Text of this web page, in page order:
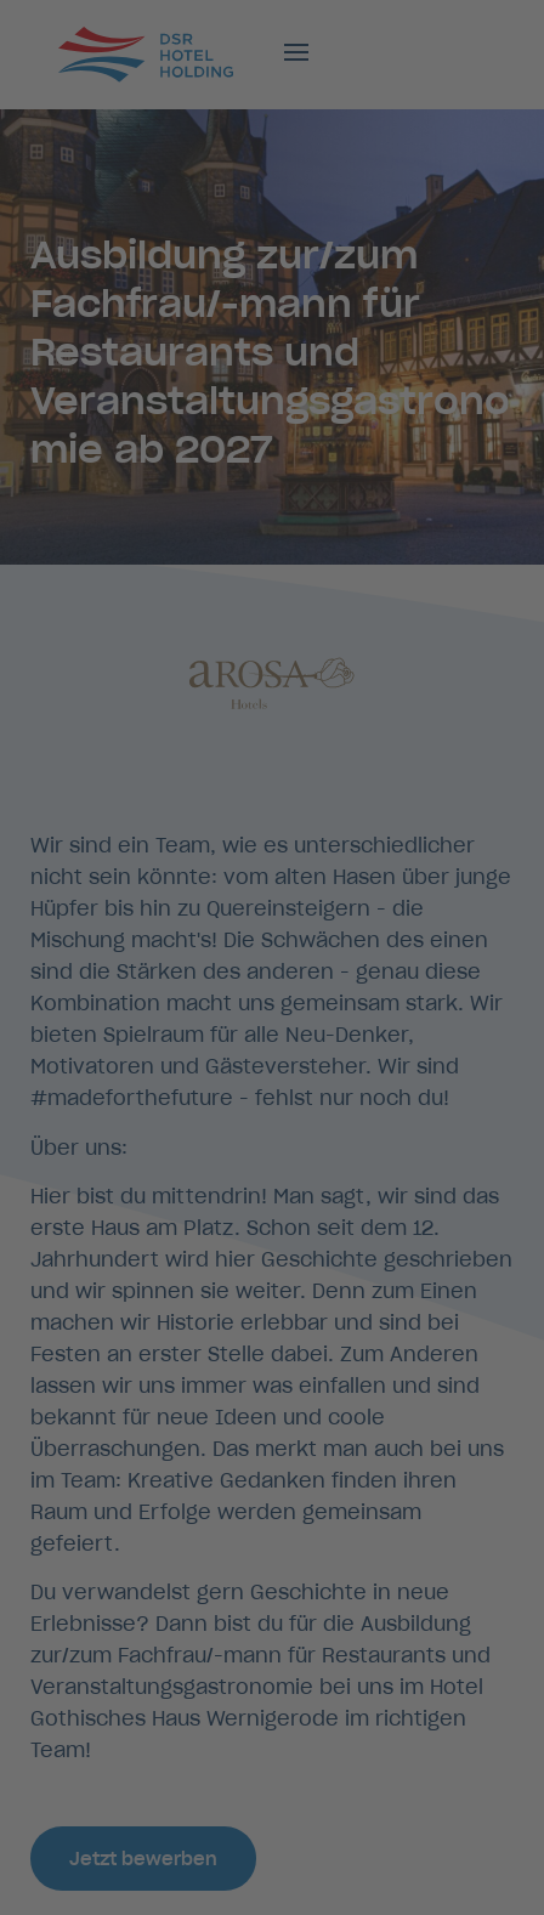
Ausbildung zur/zum
Fachfrau/-mann für
Restaurants und
Veranstaltungsgastrono
mie ab 2027
Wir sind ein Team, wie es unterschiedlicher
nicht sein könnte: vom alten Hasen über junge
Hüpfer bis hin zu Quereinsteigern - die
Mischung macht's! Die Schwächen des einen
sind die Stärken des anderen - genau diese
Kombination macht uns gemeinsam stark. Wir
bieten Spielraum für alle Neu-Denker,
Motivatoren und Gästeversteher. Wir sind
#madeforthefuture - fehlst nur noch du!
Über uns:
Hier bist du mittendrin! Man sagt, wir sind das
erste Haus am Platz. Schon seit dem 12.
Jahrhundert wird hier Geschichte geschrieben
und wir spinnen sie weiter. Denn zum Einen
machen wir Historie erlebbar und sind bei
Festen an erster Stelle dabei. Zum Anderen
lassen wir uns immer was einfallen und sind
bekannt für neue Ideen und coole
Überraschungen. Das merkt man auch bei uns
im Team: Kreative Gedanken finden ihren
Raum und Erfolge werden gemeinsam
gefeiert.
Du verwandelst gern Geschichte in neue
Erlebnisse? Dann bist du für die Ausbildung
zur/zum Fachfrau/-mann für Restaurants und
Veranstaltungsgastronomie bei uns im Hotel
Gothisches Haus Wernigerode im richtigen
Team!
Jetzt bewerben